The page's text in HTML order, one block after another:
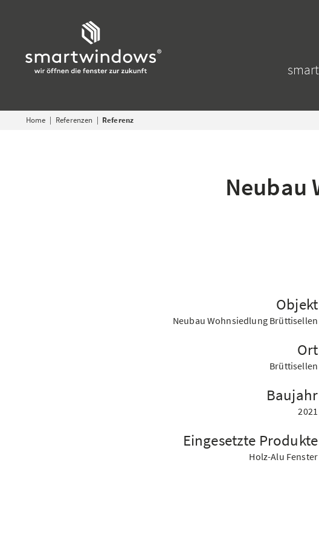
Home Referenzen Referenz
Neubau
Objekt
Neubau Wohnsiedlung Brüttisellen
Ort
Brüttisellen
Baujahr
2021
Eingesetzte Produkte
Holz-Alu Fenster